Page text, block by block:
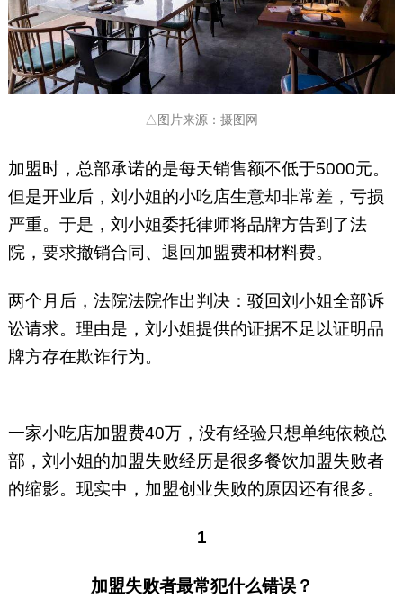
△图片来源：摄图网
加盟时，总部承诺的是每天销售额不低于5000元。
但是开业后，刘小姐的小吃店生意却非常差，亏损
严重。于是，刘小姐委托律师将品牌方告到了法
院，要求撤销合同、退回加盟费和材料费。
两个月后，法院法院作出判决：驳回刘小姐全部诉
讼请求。理由是，刘小姐提供的证据不足以证明品
牌方存在欺诈行为。
一家小吃店加盟费40万，没有经验只想单纯依赖总
部，刘小姐的加盟失败经历是很多餐饮加盟失败者
的缩影。现实中，加盟创业失败的原因还有很多。
1
加盟失败者最常犯什么错误？